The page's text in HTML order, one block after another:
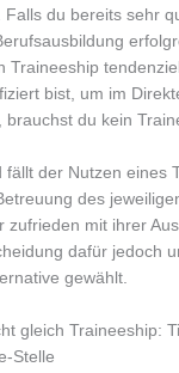
du bereits sehr
Traineeship
bist, um im
brauchst du kein
fällt der Nutzen eines
des
zufrieden mit ihrer
dafür jedoch
gewählt.
gleich Traineeship:
Stelle